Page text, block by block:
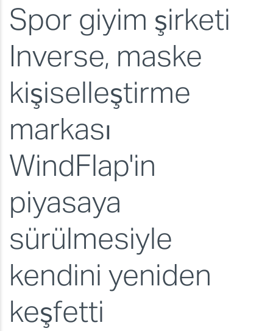
Spor giyim şirketi
Inverse, maske
kişiselleştirme
markası
WindFlap'in
piyasaya
sürülmesiyle
kendini yeniden
keşfetti